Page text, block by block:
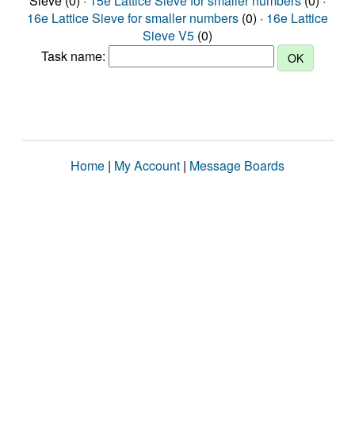
16e Lattice Sieve for smaller numbers (0) · 16e Lattice
Sieve V5 (0)
Task name:
Home | My Account | Message Boards